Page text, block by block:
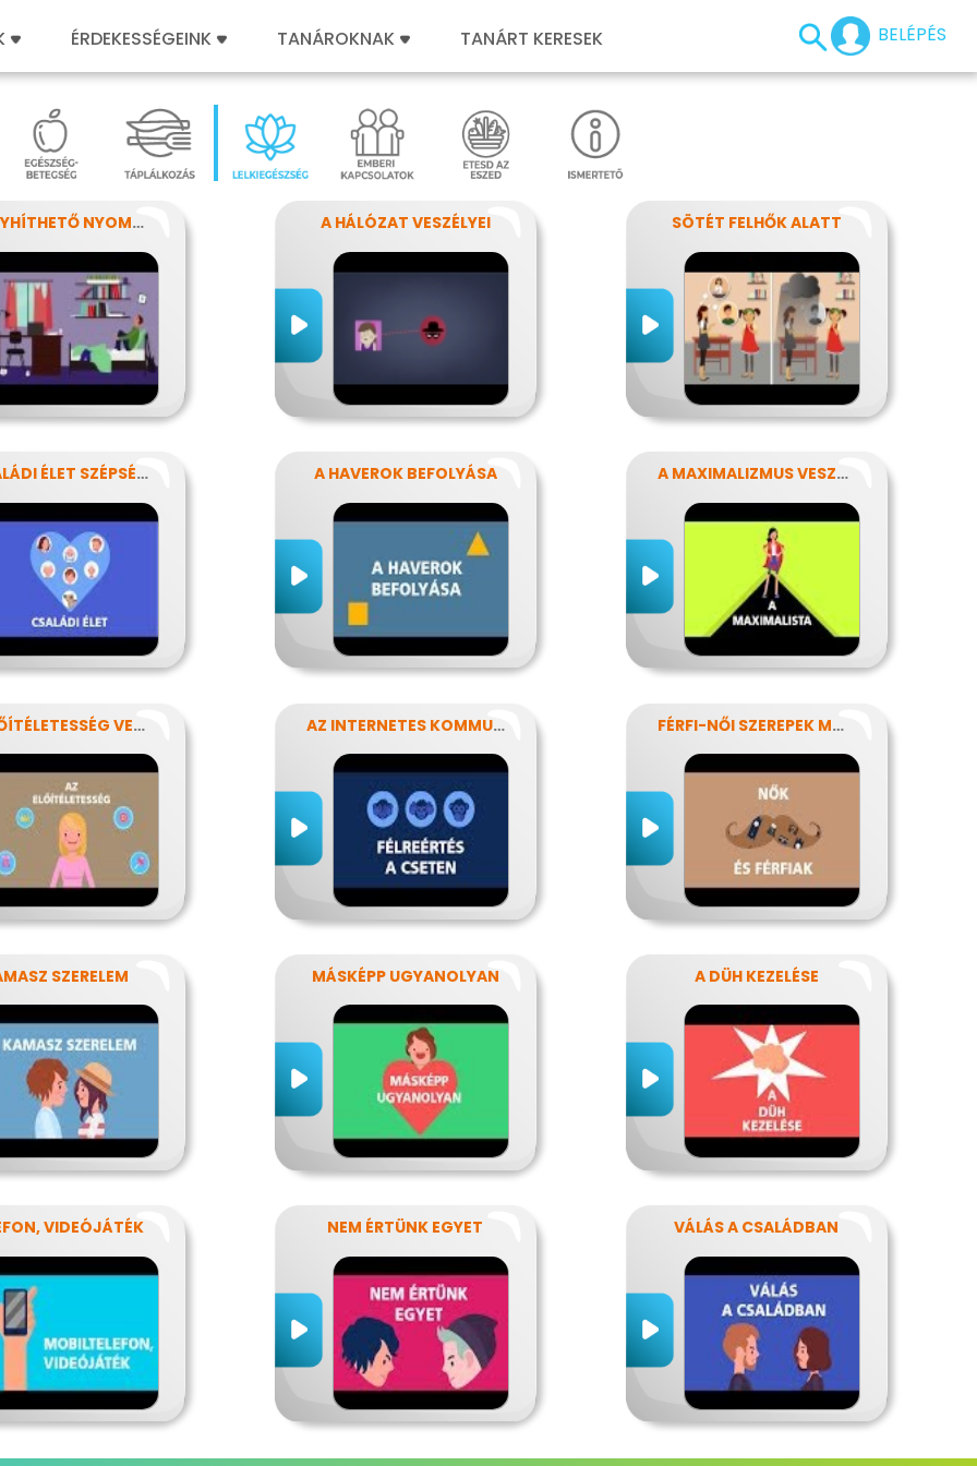
BELÉPÉS
ÉRDEKESSÉGEINK TANÁROKNAK TANÁRT KERESEK
AZ ENYHÍTHETŐ NYOMÁS - STRESSZ A HÁLÓZAT VESZÉLYEI SÖTÉT FELHŐK ALATT
A CSALÁDI ÉLET SZÉPSÉGEI ÉS NEHÉZSÉGEI A HAVEROK BEFOLYÁSA A MAXIMALIZMUS VESZÉLYEI
AZ ELŐÍTÉLETESSÉG VESZÉLYEI AZ INTERNETES KOMMUNIKÁCIÓ NÉHÁNY SAJÁTOSSÁGA FÉRFI-NŐI SZEREPEK MODERN SZEMMEL
SZERELEM MÁSKÉPP UGYANOLYAN A DÜH KEZELÉSE
VIDEÓJÁTÉK NEM ÉRTÜNK EGYET VÁLÁS A CSALÁDBAN